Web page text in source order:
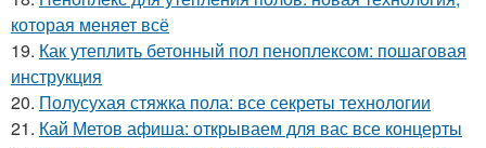
которая меняет всё
19. Как утеплить бетонный пол пеноплексом: пошаговая
инструкция
20. Полусухая стяжка пола: все секреты технологии
21. Кай Метов афиша: открываем для вас все концерты